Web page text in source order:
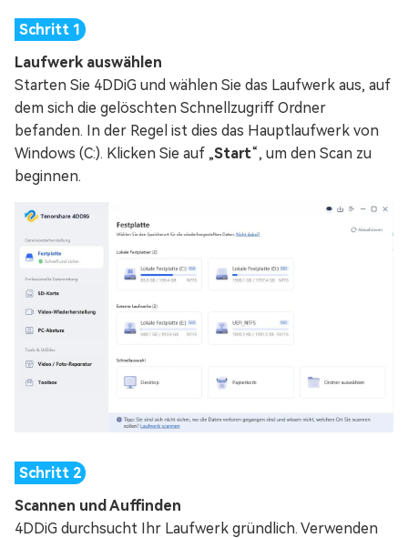
Laufwerk auswählen
Starten Sie 4DDiG und wählen Sie das Laufwerk aus, auf
dem sich die gelöschten Schnellzugriff Ordner
befanden. In der Regel ist dies das Hauptlaufwerk von
Windows (C:). Klicken Sie auf „Start“, um den Scan zu
beginnen.
Scannen und Auffinden
4DDiG durchsucht Ihr Laufwerk gründlich. Verwenden